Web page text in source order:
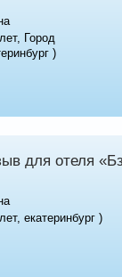
Город
)
для отеля
екатеринбург )